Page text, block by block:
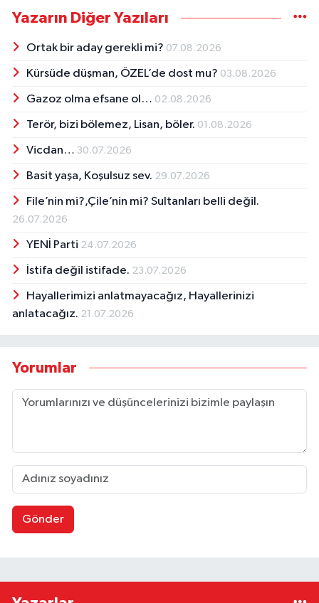
Yazarın Diğer Yazıları
Ortak bir aday gerekli mi? 07.08.2026
Kürsüde düşman, ÖZEL’de dost mu? 03.08.2026
Gazoz olma efsane ol… 02.08.2026
Terör, bizi bölemez, Lisan, böler. 01.08.2026
Vicdan… 30.07.2026
Basit yaşa, Koşulsuz sev. 29.07.2026
File’nin mi?,Çile’nin mi? Sultanları belli değil.
26.07.2026
YENİ Parti 24.07.2026
İstifa değil istifade. 23.07.2026
Hayallerimizi anlatmayacağız, Hayallerinizi
anlatacağız. 21.07.2026
Yorumlar
Gönder